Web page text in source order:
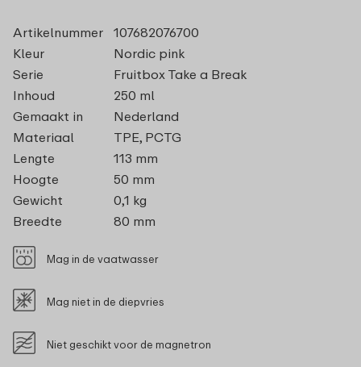
Artikelnummer
107682076700
Kleur
Nordic pink
Serie
Fruitbox Take a Break
Inhoud
250 ml
Gemaakt in
Nederland
Materiaal
TPE, PCTG
Lengte
113 mm
Hoogte
50 mm
Gewicht
0,1 kg
Breedte
80 mm
Mag in de vaatwasser
Mag niet in de diepvries
Niet geschikt voor de magnetron